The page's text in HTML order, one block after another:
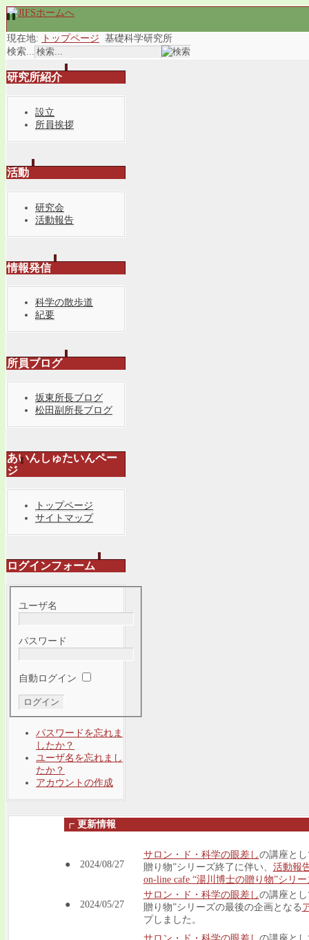
現在地: トップページ 基礎科学研究所
検索...
研究所紹介
設立
所員挨拶
活動
研究会
活動報告
情報発信
科学の散歩道
紀要
所員ブログ
坂東所長ブログ
松田副所長ブログ
あいんしゅたいんペー
ジ
トップページ
サイトマップ
ログインフォーム
ユーザ名
パスワード
自動ログイン
パスワードを忘れま
したか？
ユーザ名を忘れまし
たか？
アカウントの作成
┏ 更新情報
● 2024/08/27
サロン・ド・科学の眼差しの講座と
贈り物”シリーズ終了に伴い、 活動報
on-line cafe “湯川博士の贈り物”シリー
● 2024/05/27
サロン・ド・科学の眼差しの講座と
贈り物”シリーズの最後の企画となる
プしました。